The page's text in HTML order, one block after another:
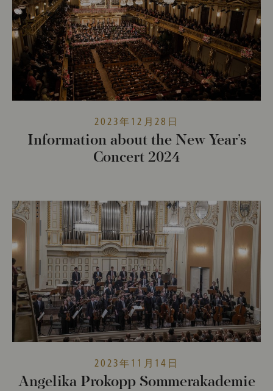
2023年12月28日
Information about the New Year’s
Concert 2024
2023年11月14日
Angelika Prokopp Sommerakademie